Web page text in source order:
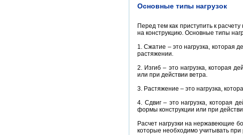
Основные типы нагрузок
Перед тем как приступить к
на конструкцию. Основные типы
1. Сжатие – это нагрузка, которая
растяжении.
2. Изгиб – это нагрузка, которая
или при действии ветра.
3. Растяжение – это нагрузка,
4. Сдвиг – это нагрузка, которая
формы конструкции или при
Расчет нагрузки на нержавеющие
которые необходимо учитывать при